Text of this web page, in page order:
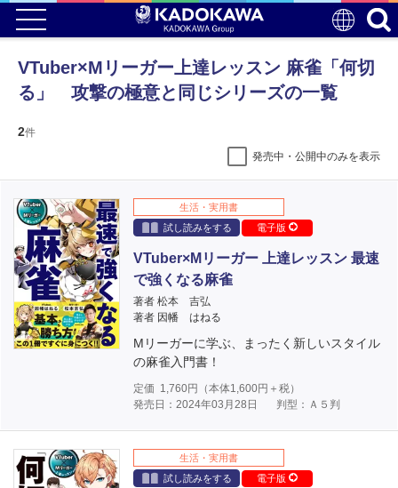
VTuber×Mリーガー上達レッスン 麻雀「何切
る」 攻撃の極意と同じシリーズの一覧
2件
発売中・公開中のみを表示
生活・実用書
試し読みをする
電子版
VTuber×Mリーガー 上達レッスン 最速
で強くなる麻雀
著者 松本 吉弘
著者 因幡 はねる
Mリーガーに学ぶ、まったく新しいスタイル
の麻雀入門書！
定価 1,760円（本体1,600円＋税）
発売日：2024年03月28日
判型：Ａ５判
生活・実用書
試し読みをする
電子版